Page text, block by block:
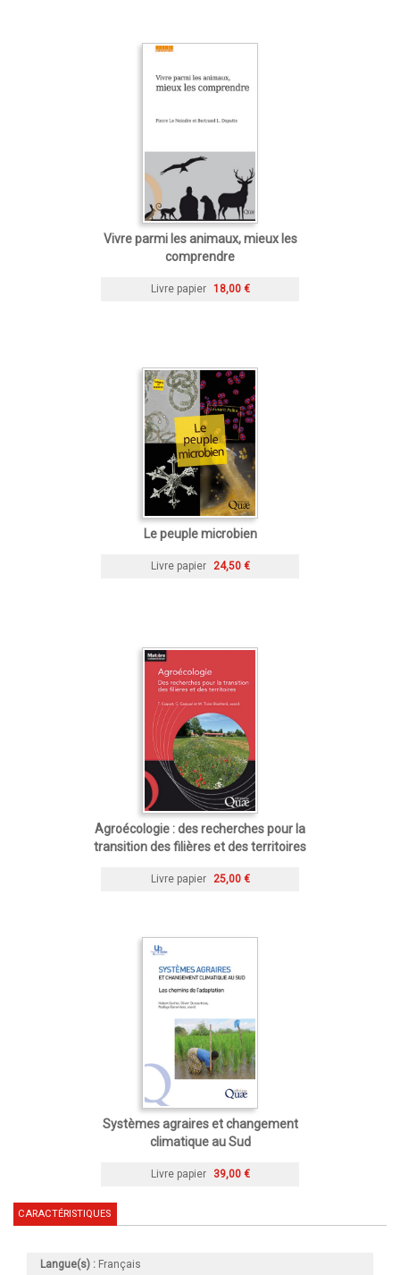
Vivre parmi les animaux, mieux les
comprendre
Livre papier 18,00 €
Le peuple microbien
Livre papier 24,50 €
Agroécologie : des recherches pour la
transition des filières et des territoires
Livre papier 25,00 €
Systèmes agraires et changement
climatique au Sud
Livre papier 39,00 €
CARACTÉRISTIQUES
Langue(s) : Français